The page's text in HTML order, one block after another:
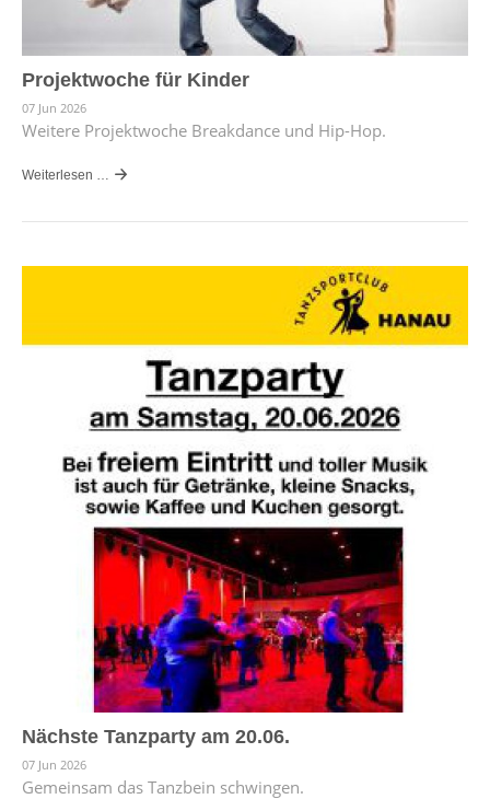
Projektwoche für Kinder
07 Jun 2026
Weitere Projektwoche Breakdance und Hip-Hop.
Weiterlesen …
Nächste Tanzparty am 20.06.
07 Jun 2026
Gemeinsam das Tanzbein schwingen.